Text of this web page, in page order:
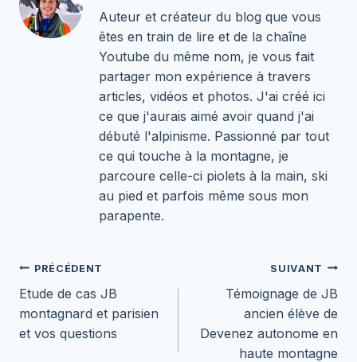
Auteur et créateur du blog que vous
êtes en train de lire et de la chaîne
Youtube du même nom, je vous fait
partager mon expérience à travers
articles, vidéos et photos. J'ai créé ici
ce que j'aurais aimé avoir quand j'ai
débuté l'alpinisme. Passionné par tout
ce qui touche à la montagne, je
parcoure celle-ci piolets à la main, ski
au pied et parfois même sous mon
parapente.
Navigation
de
l’article
PRÉCÉDENT
Etude de cas JB
montagnard et parisien
et vos questions
SUIVANT
Témoignage de JB
ancien élève de
Devenez autonome en
haute montagne